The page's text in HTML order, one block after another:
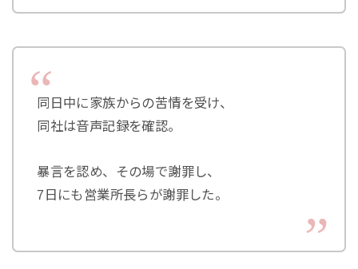
同日中に家族からの苦情を受け、
同社は音声記録を確認。
暴言を認め、その場で謝罪し、
7日にも営業所長らが謝罪した。